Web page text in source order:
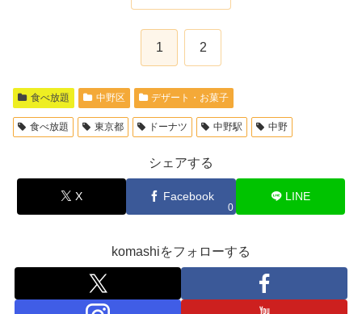
1 2
食べ放題 中野区 デザート・お菓子
食べ放題 東京都 ドーナツ 中野駅 中野
シェアする
X Facebook
0
LINE
komashiをフォローする